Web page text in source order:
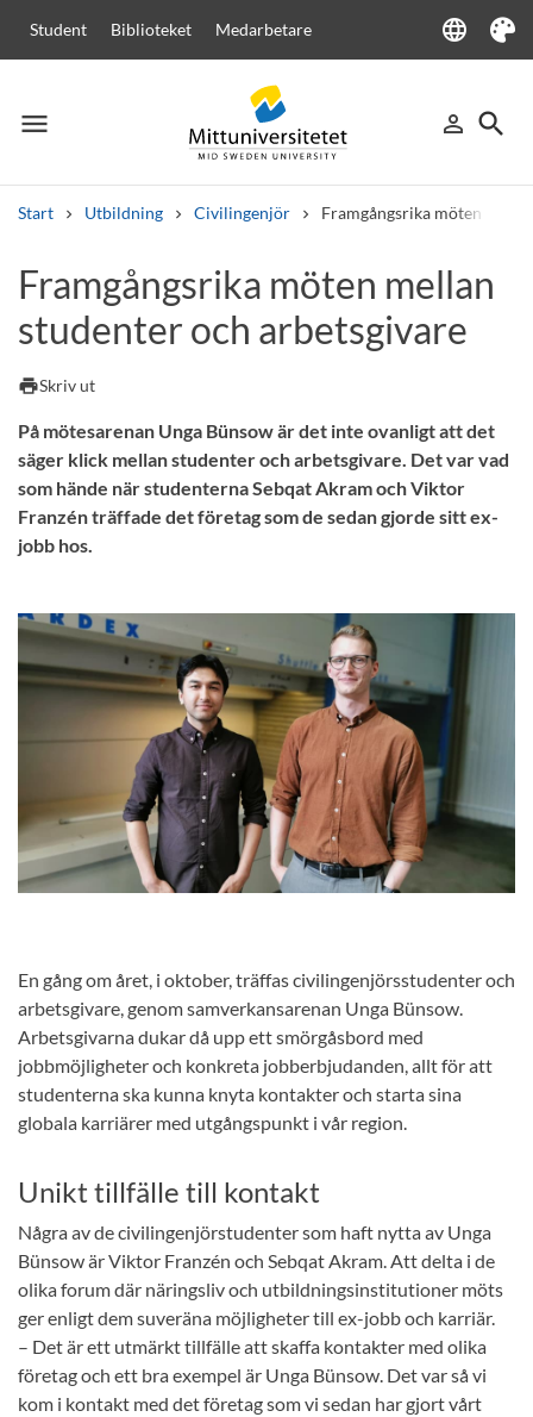
Student Biblioteket Medarbetare language
Language
Tema
menu
Meny person_outline
Logga in
search
Sök
Start Utbildning Civilingenjör Framgångsrika möten
Andra söktjänster
Kurser och programKursplaner VälkomstbrevPersonal
Framgångsrika möten mellan
studenter och arbetsgivare
printSkriv ut
På mötesarenan Unga Bünsow är det inte ovanligt att det
säger klick mellan studenter och arbetsgivare. Det var vad
som hände när studenterna Sebqat Akram och Viktor
Franzén träffade det företag som de sedan gjorde sitt ex-
jobb hos.
En gång om året, i oktober, träffas civilingenjörsstudenter och
arbetsgivare, genom samverkansarenan Unga Bünsow.
Arbetsgivarna dukar då upp ett smörgåsbord med
jobbmöjligheter och konkreta jobberbjudanden, allt för att
studenterna ska kunna knyta kontakter och starta sina
globala karriärer med utgångspunkt i vår region.
Unikt tillfälle till kontakt
Några av de civilingenjörstudenter som haft nytta av Unga
Bünsow är Viktor Franzén och Sebqat Akram. Att delta i de
olika forum där näringsliv och utbildningsinstitutioner möts
ger enligt dem suveräna möjligheter till ex-jobb och karriär.
– Det är ett utmärkt tillfälle att skaffa kontakter med olika
företag och ett bra exempel är Unga Bünsow. Det var så vi
kom i kontakt med det företag som vi sedan har gjort vårt